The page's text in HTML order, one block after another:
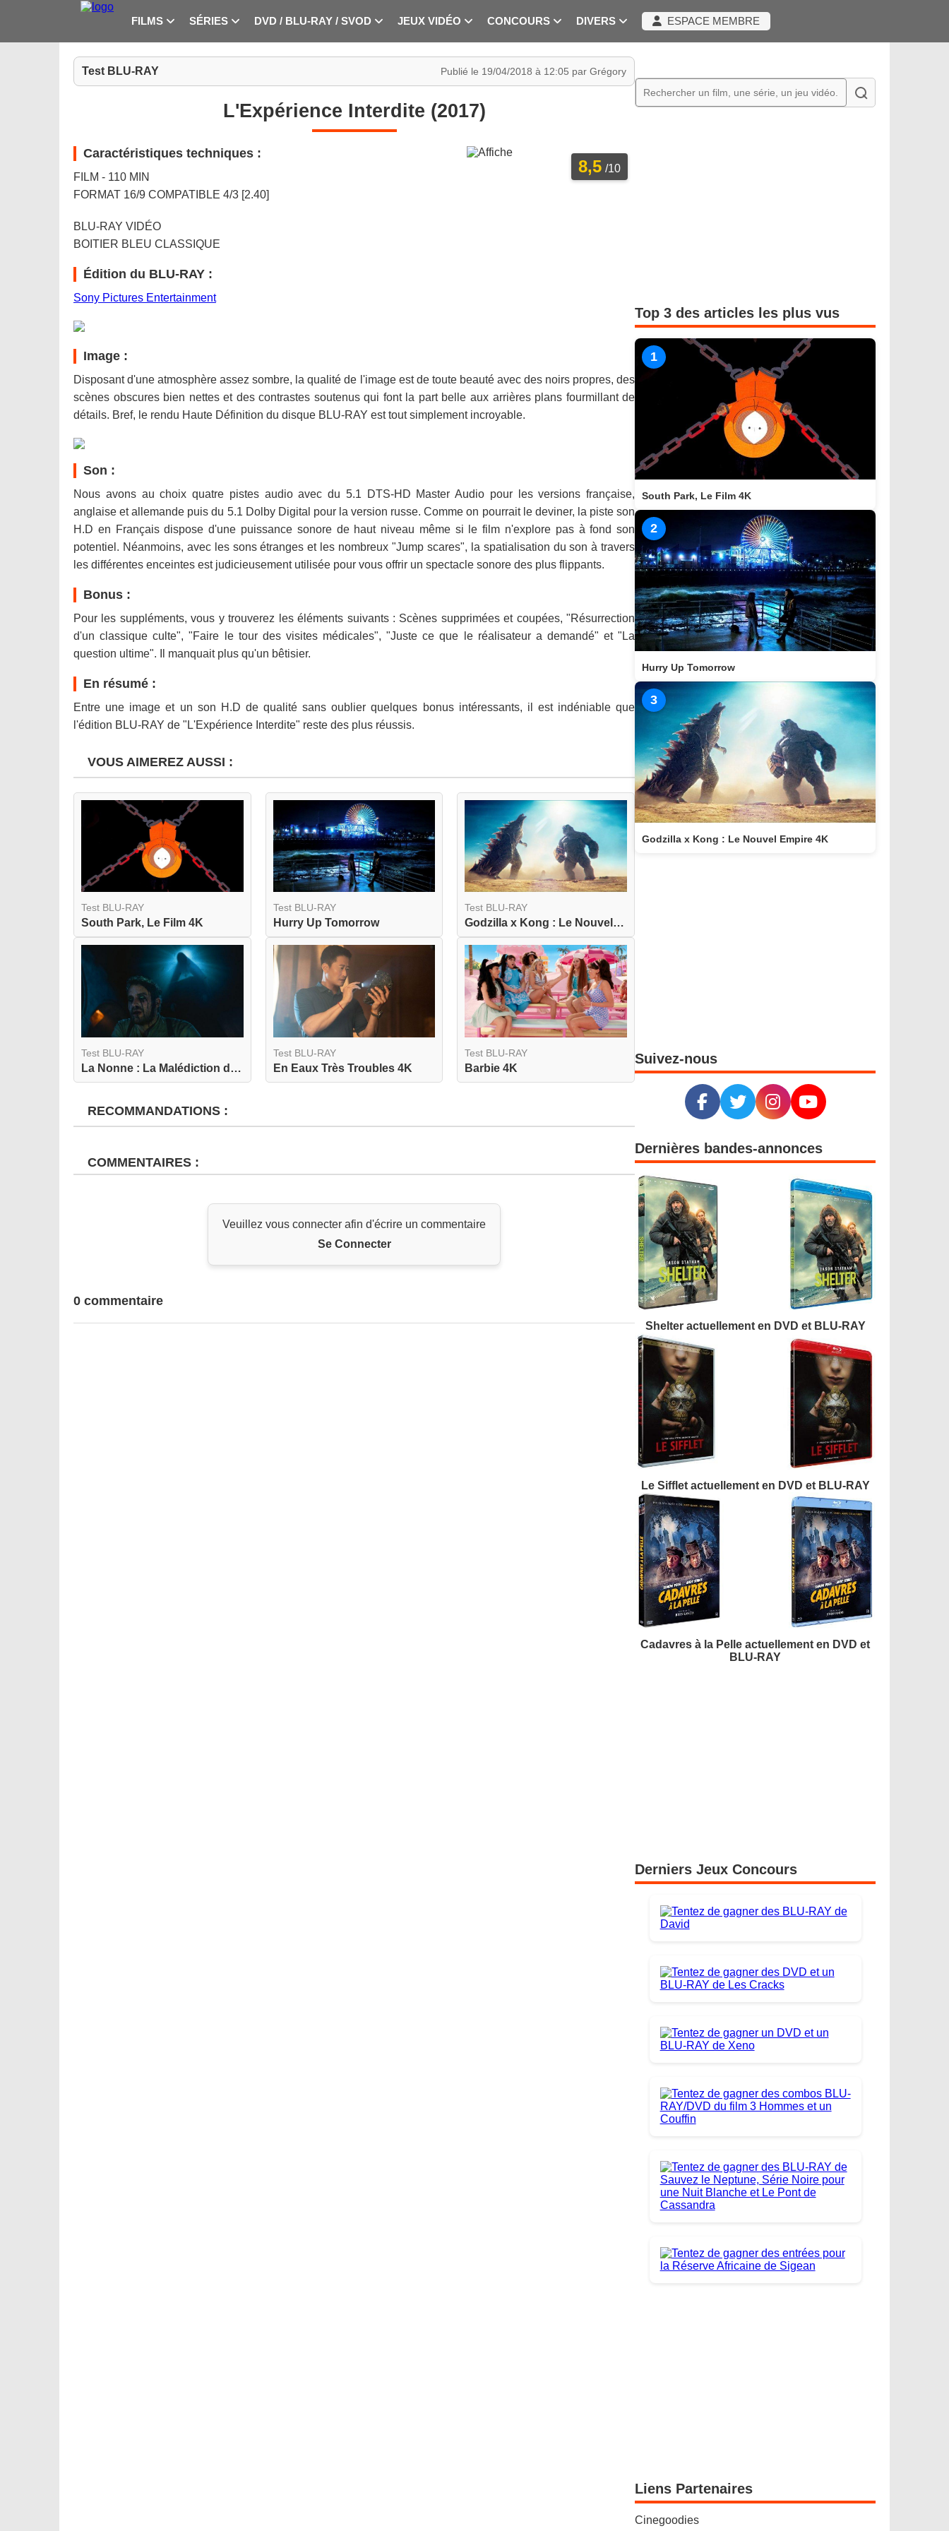
FILMS SÉRIES DVD / BLU-RAY / SVOD JEUX VIDÉO CONCOURS DIVERS ESPACE MEMBRE
Test BLU-RAY Publié le 19/04/2018 à 12:05 par Grégory
L'Expérience Interdite (2017)
8,5 /10
Caractéristiques techniques :
FILM - 110 MIN
FORMAT 16/9 COMPATIBLE 4/3 [2.40]
BLU-RAY VIDÉO
BOITIER BLEU CLASSIQUE
Édition du BLU-RAY :
Sony Pictures Entertainment
Image :
Disposant d'une atmosphère assez sombre, la qualité de l'image est de toute beauté avec des noirs propres, des
scènes obscures bien nettes et des contrastes soutenus qui font la part belle aux arrières plans fourmillant de
détails. Bref, le rendu Haute Définition du disque BLU-RAY est tout simplement incroyable.
Son :
Nous avons au choix quatre pistes audio avec du 5.1 DTS-HD Master Audio pour les versions française,
anglaise et allemande puis du 5.1 Dolby Digital pour la version russe. Comme on pourrait le deviner, la piste son
H.D en Français dispose d'une puissance sonore de haut niveau même si le film n'explore pas à fond son
potentiel. Néanmoins, avec les sons étranges et les nombreux "Jump scares", la spatialisation du son à travers
les différentes enceintes est judicieusement utilisée pour vous offrir un spectacle sonore des plus flippants.
Bonus :
Pour les suppléments, vous y trouverez les éléments suivants : Scènes supprimées et coupées, "Résurrection
d'un classique culte", "Faire le tour des visites médicales", "Juste ce que le réalisateur a demandé" et "La
question ultime". Il manquait plus qu'un bêtisier.
En résumé :
Entre une image et un son H.D de qualité sans oublier quelques bonus intéressants, il est indéniable que
l'édition BLU-RAY de "L'Expérience Interdite" reste des plus réussis.
VOUS AIMEREZ AUSSI :
Test BLU-RAY
South Park, Le Film 4K
Test BLU-RAY
Hurry Up Tomorrow
Test BLU-RAY
Godzilla x Kong : Le Nouvel Empire 4K
Test BLU-RAY
La Nonne : La Malédiction de Sainte Lucie 4K
Test BLU-RAY
En Eaux Très Troubles 4K
Test BLU-RAY
Barbie 4K
RECOMMANDATIONS :
COMMENTAIRES :
Veuillez vous connecter afin d'écrire un commentaire
Se Connecter
0 commentaire
Top 3 des articles les plus vus
1
South Park, Le Film 4K
2
Hurry Up Tomorrow
3
Godzilla x Kong : Le Nouvel Empire 4K
Suivez-nous
Dernières bandes-annonces
Shelter actuellement en DVD et BLU-RAY
Le Sifflet actuellement en DVD et BLU-RAY
Cadavres à la Pelle actuellement en DVD et
BLU-RAY
Derniers Jeux Concours
Liens Partenaires
Cinegoodies